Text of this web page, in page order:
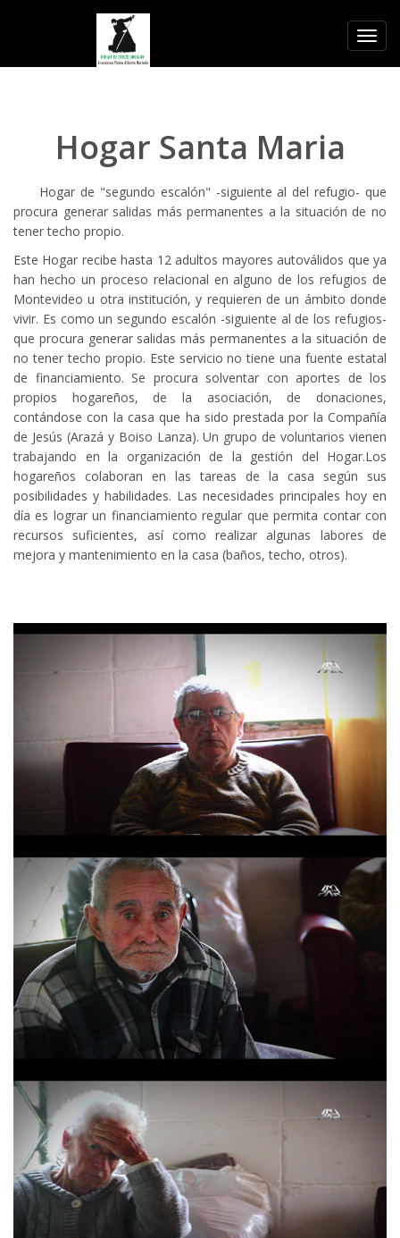
Hogar Santa Maria
Hogar de "segundo escalón" -siguiente al del refugio- que
procura generar salidas más permanentes a la situación de no
tener techo propio.
Este Hogar recibe hasta 12 adultos mayores autoválidos que ya
han hecho un proceso relacional en alguno de los refugios de
Montevideo u otra institución, y requieren de un ámbito donde
vivir. Es como un segundo escalón -siguiente al de los refugios-
que procura generar salidas más permanentes a la situación de
no tener techo propio. Este servicio no tiene una fuente estatal
de financiamiento. Se procura solventar con aportes de los
propios hogareños, de la asociación, de donaciones,
contándose con la casa que ha sido prestada por la Compañía
de Jesús (Arazá y Boiso Lanza). Un grupo de voluntarios vienen
trabajando en la organización de la gestión del Hogar.Los
hogareños colaboran en las tareas de la casa según sus
posibilidades y habilidades. Las necesidades principales hoy en
día es lograr un financiamiento regular que permita contar con
recursos suficientes, así como realizar algunas labores de
mejora y mantenimiento en la casa (baños, techo, otros).
Hogar Santa Maria
Hogar Santa Maria
Hogar Santa Maria